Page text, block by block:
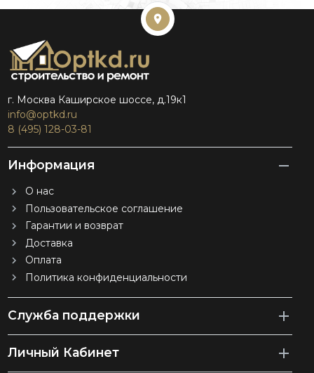
г. Москва Каширское шоссе, д.19к1
info@optkd.ru
8 (495) 128-03-81
Информация
О нас
Пользовательское соглашение
Гарантии и возврат
Доставка
Оплата
Политика конфиденциальности
Служба поддержки
Личный Кабинет